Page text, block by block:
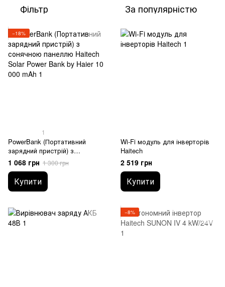
Фільтр За популярністю
−18%
1
PowerBank (Портативний
зарядний пристрій) з
сонячною панеллю Haitech
Solar Power Bank by Haier 10
000 mAh
1 068 грн 1 300 грн
Купити
Wi-Fi модуль для інверторів
Haitech
2 519 грн
Купити
−8%